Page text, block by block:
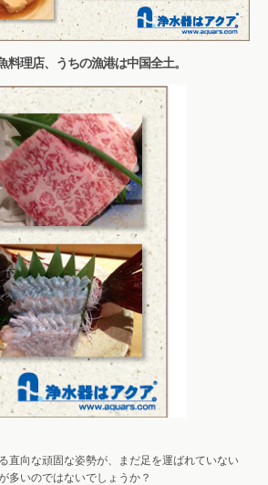
料理店、うちの漁港は中国全土。
直向な頑固な姿勢が、まだ足を運ばれていない
多いのではないでしょうか？